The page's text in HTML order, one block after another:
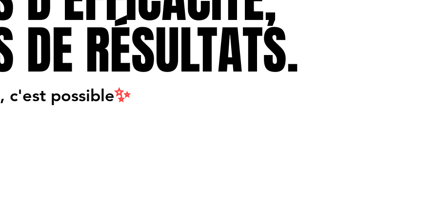
DE RÉSULTATS.
DE RÉSULTATS.
c'est possible
c'est possible✨